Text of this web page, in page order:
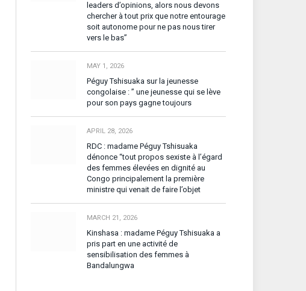
leaders d’opinions, alors nous devons
chercher à tout prix que notre entourage
soit autonome pour ne pas nous tirer
vers le bas”
MAY 1, 2026
Péguy Tshisuaka sur la jeunesse
congolaise : ” une jeunesse qui se lève
pour son pays gagne toujours
APRIL 28, 2026
RDC : madame Péguy Tshisuaka
dénonce “tout propos sexiste à l’égard
des femmes élevées en dignité au
Congo principalement la première
ministre qui venait de faire l’objet
MARCH 21, 2026
Kinshasa : madame Péguy Tshisuaka a
pris part en une activité de
sensibilisation des femmes à
Bandalungwa